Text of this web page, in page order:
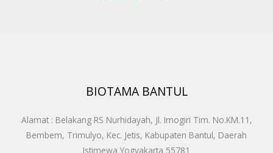
BIOTAMA BANTUL
Alamat : Belakang RS Nurhidayah, Jl. Imogiri Tim. No.KM.11,
Bembem, Trimulyo, Kec. Jetis, Kabupaten Bantul, Daerah
Istimewa Yogyakarta 55781